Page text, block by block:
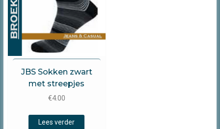
JBS
JBS Sokken zwart
met streepjes
€4.00
Lees verder